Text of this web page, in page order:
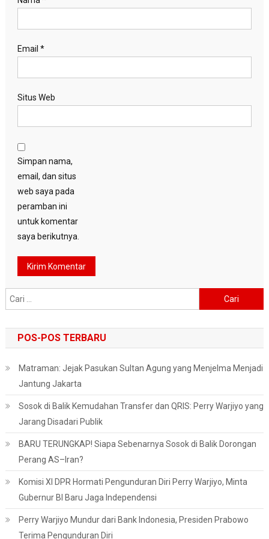
Email *
Situs Web
Simpan nama,
email, dan situs
web saya pada
peramban ini
untuk komentar
saya berikutnya.
untuk:
POS-POS TERBARU
Matraman: Jejak Pasukan Sultan Agung yang Menjelma Menjadi
Jantung Jakarta
Sosok di Balik Kemudahan Transfer dan QRIS: Perry Warjiyo yang
Jarang Disadari Publik
BARU TERUNGKAP! Siapa Sebenarnya Sosok di Balik Dorongan
Perang AS–Iran?
Komisi XI DPR Hormati Pengunduran Diri Perry Warjiyo, Minta
Gubernur BI Baru Jaga Independensi
Perry Warjiyo Mundur dari Bank Indonesia, Presiden Prabowo
Terima Pengunduran Diri